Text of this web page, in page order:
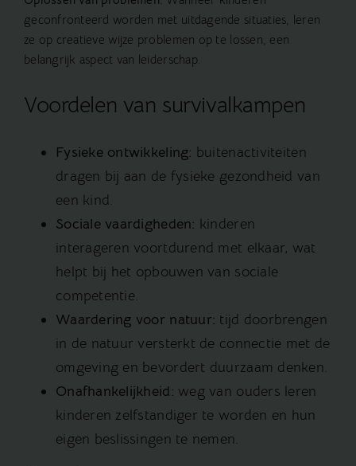
geconfronteerd worden met uitdagende situaties, leren
ze op creatieve wijze problemen op te lossen, een
belangrijk aspect van leiderschap.
Voordelen van survivalkampen
Fysieke ontwikkeling: buitenactiviteiten
dragen bij aan de fysieke gezondheid van
een kind.
Sociale vaardigheden: kinderen
interageren voortdurend met elkaar, wat
helpt bij het opbouwen van sociale
competentie.
Waardering voor natuur: tijd doorbrengen
in de natuur versterkt de connectie met de
omgeving en bevordert duurzaam denken.
Onafhankelijkheid: weg van ouders leren
kinderen zelfstandiger te worden en hun
eigen beslissingen te nemen.